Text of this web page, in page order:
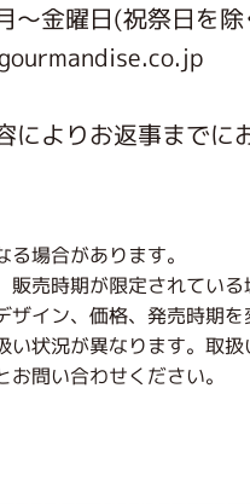
〜金曜日(祝祭日を
によりお返事までに
場合があります。
売時期が限定されてい
イン、価格、発売時期
状況が異なります。取
問い合わせください。